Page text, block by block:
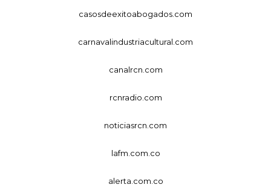
casosdeexitoabogados.com
carnavalindustriacultural.com
canalrcn.com
rcnradio.com
noticiasrcn.com
lafm.com.co
alerta.com.co